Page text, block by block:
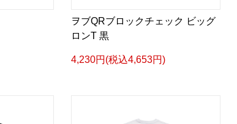
ヲブQRブロックチェック ビッグ
ロンT 黒
4,230円(税込4,653円)